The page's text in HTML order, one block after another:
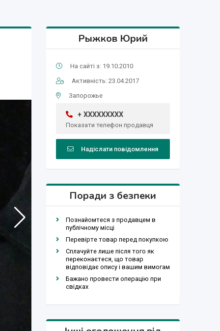
Рыжков Юрий
На сайті з: 19.10.2010
Активність: 23.04.2017
Запорожье
+ XXXXXXXXX
Показати телефон продавця
Надіслати повідомлення
Поради з безпеки
Познайомтеся з продавцем в
публічному місці
Перевірте товар перед покупкою
Сплачуйте лише після того як
переконаєтеся, що товар
відповідає опису і вашим вимогам
Бажано провести операцію при
свідках